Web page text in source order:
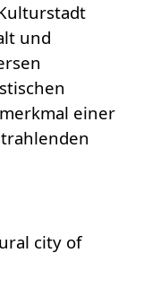
und
einer
city of